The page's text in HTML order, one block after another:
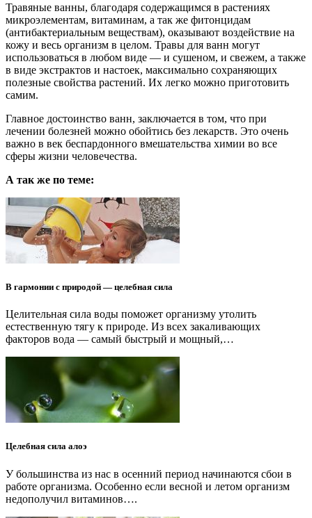
Травяные ванны, благодаря содержащимся в растениях
микроэлементам, витаминам, а так же фитонцидам
(антибактериальным веществам), оказывают воздействие на
кожу и весь организм в целом. Травы для ванн могут
использоваться в любом виде — и сушеном, и свежем, а также
в виде экстрактов и настоек, максимально сохраняющих
полезные свойства растений. Их легко можно приготовить
самим.
Главное достоинство ванн, заключается в том, что при
лечении болезней можно обойтись без лекарств. Это очень
важно в век беспардонного вмешательства химии во все
сферы жизни человечества.
А так же по теме:
В гармонии с природой — целебная сила
Целительная сила воды поможет организму утолить
естественную тягу к природе. Из всех закаливающих
факторов вода — самый быстрый и мощный,…
Целебная сила алоэ
У большинства из нас в осенний период начинаются сбои в
работе организма. Особенно если весной и летом организм
недополучил витаминов….